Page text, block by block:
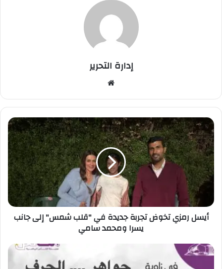
إدارة التحرير
الوي
ب
أ
ي
س
ل
ر
م
ت
ت
ج
أيسل رمزي تخوض تجربة جديدة في "قلب شمس" إلى جانب
يسرا ومحمد سامي
ا